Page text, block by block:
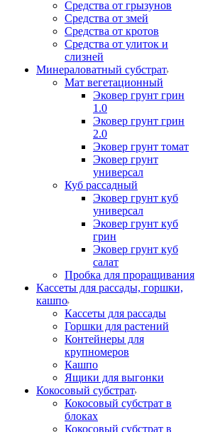
Средства от грызунов
Средства от змей
Средства от кротов
Средства от улиток и
слизней
Минераловатный субстрат
Мат вегетационный
Эковер грунт грин
1.0
Эковер грунт грин
2.0
Эковер грунт томат
Эковер грунт
универсал
Куб рассадный
Эковер грунт куб
универсал
Эковер грунт куб
грин
Эковер грунт куб
салат
Пробка для проращивания
Кассеты для рассады, горшки,
кашпо
Кассеты для рассады
Горшки для растений
Контейнеры для
крупномеров
Кашпо
Ящики для выгонки
Кокосовый субстрат
Кокосовый субстрат в
блоках
Кокосовый субстрат в